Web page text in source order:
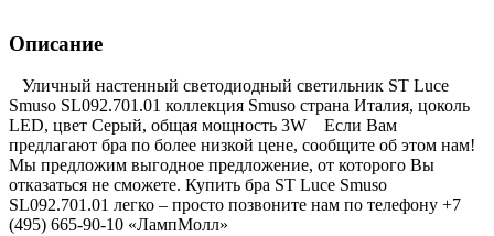
Описание
Уличный настенный светодиодный светильник ST Luce
Smuso SL092.701.01 коллекция Smuso страна Италия, цоколь
LED, цвет Серый, общая мощность 3W Если Вам
предлагают бра по более низкой цене, сообщите об этом нам!
Мы предложим выгодное предложение, от которого Вы
отказаться не сможете. Купить бра ST Luce Smuso
SL092.701.01 легко – просто позвоните нам по телефону +7
(495) 665-90-10 «ЛампМолл»